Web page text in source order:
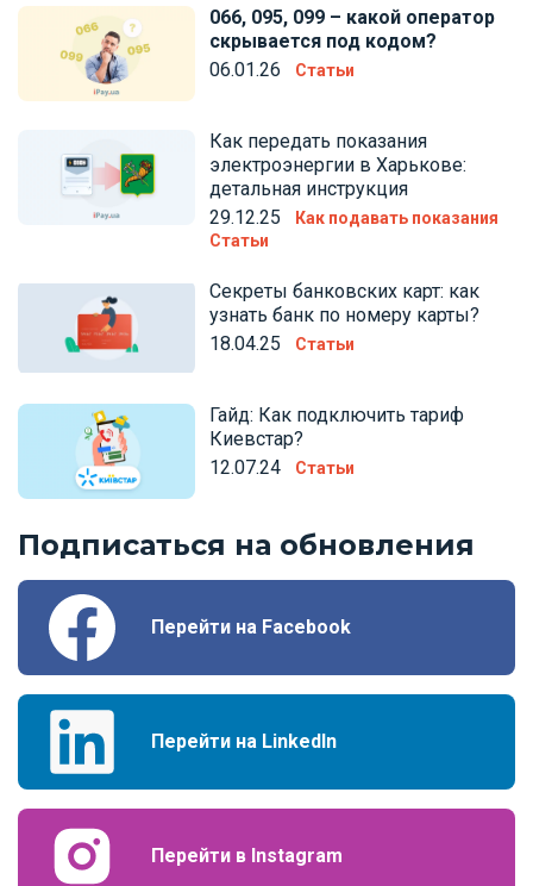
066, 095, 099 – какой оператор
скрывается под кодом?
06.01.26
Статьи
Как передать показания
электроэнергии в Харькове:
детальная инструкция
29.12.25
Как подавать показания
Статьи
Секреты банковских карт: как
узнать банк по номеру карты?
18.04.25
Статьи
Гайд: Как подключить тариф
Киевстар?
12.07.24
Статьи
Подписаться на обновления
Перейти на Facebook
Перейти на LinkedIn
Перейти в Instagram